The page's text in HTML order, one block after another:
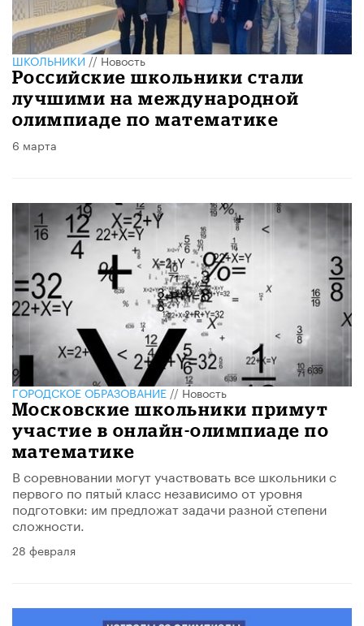
ШКОЛЬНИКИ//Новость
Российские школьники стали
лучшими на международной
олимпиаде по математике
6 марта
ГОРОДСКОЕ ОБРАЗОВАНИЕ//Новость
Московские школьники примут
участие в онлайн-олимпиаде по
математике
В соревновании могут участвовать все школьники с
первого по пятый класс независимо от уровня
подготовки: им предложат задачи разной степени
сложности.
28 февраля